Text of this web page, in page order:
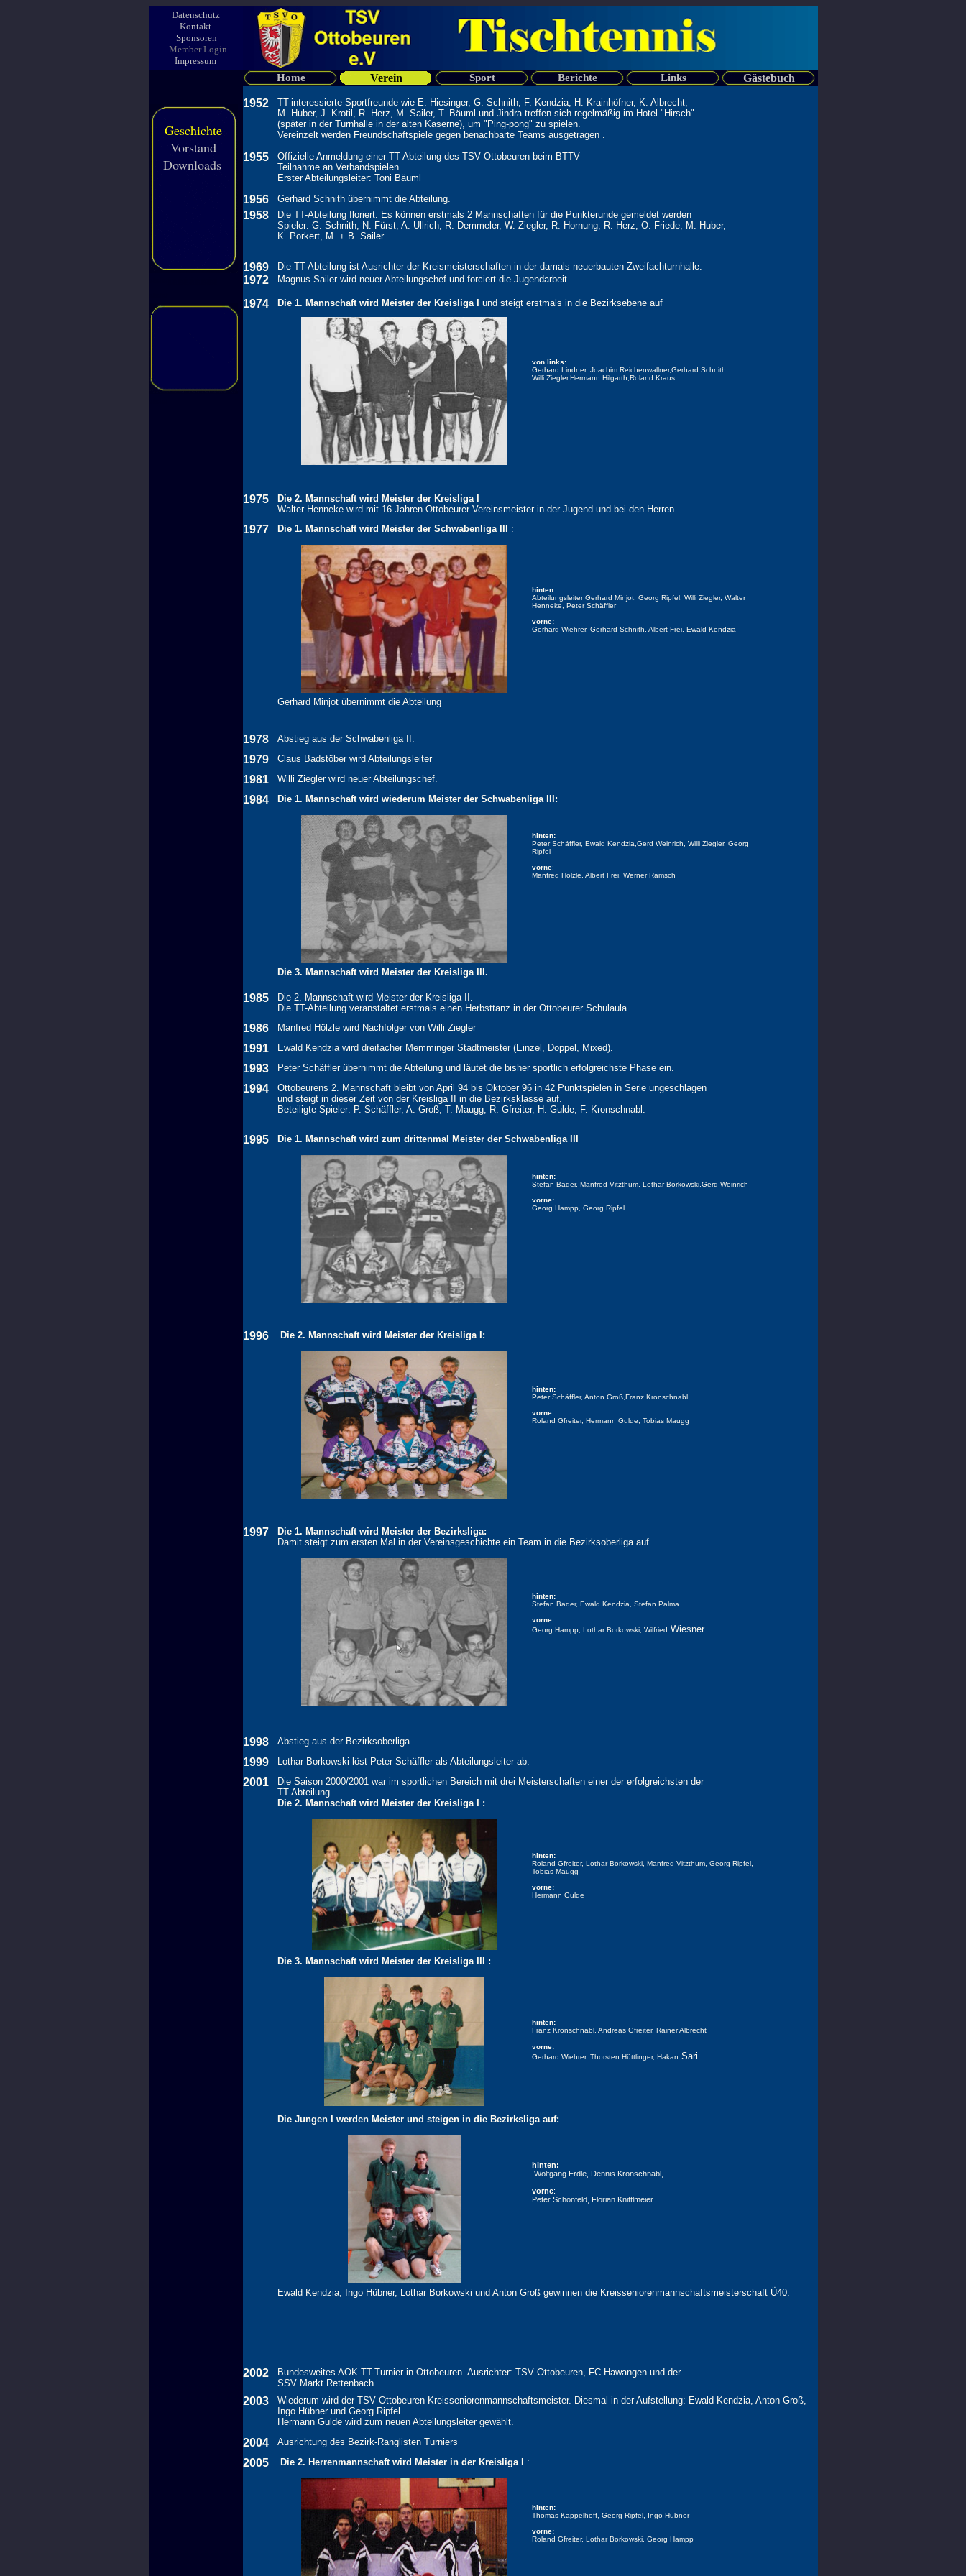
Datenschutz
Kontakt
Sponsoren
Member Login
Impressum
Home Verein Sport Berichte Links Gästebuch
Geschichte
Vorstand
Downloads
1952
TT-interessierte Sportfreunde wie E. Hiesinger, G. Schnith, F. Kendzia, H. Krainhöfner, K. Albrecht,
M. Huber, J. Krotil, R. Herz, M. Sailer, T. Bäuml und Jindra treffen sich regelmäßig im Hotel "Hirsch"
(später in der Turnhalle in der alten Kaserne), um "Ping-pong" zu spielen.
Vereinzelt werden Freundschaftspiele gegen benachbarte Teams ausgetragen .
1955
Offizielle Anmeldung einer TT-Abteilung des TSV Ottobeuren beim BTTV
Teilnahme an Verbandspielen
Erster Abteilungsleiter: Toni Bäuml
1956 Gerhard Schnith übernimmt die Abteilung.
1958
Die TT-Abteilung floriert. Es können erstmals 2 Mannschaften für die Punkterunde gemeldet werden
Spieler: G. Schnith, N. Fürst, A. Ullrich, R. Demmeler, W. Ziegler, R. Hornung, R. Herz, O. Friede, M. Huber,
K. Porkert, M. + B. Sailer.
1969 Die TT-Abteilung ist Ausrichter der Kreismeisterschaften in der damals neuerbauten Zweifachturnhalle.
1972 Magnus Sailer wird neuer Abteilungschef und forciert die Jugendarbeit.
1974 Die 1. Mannschaft wird Meister der Kreisliga I und steigt erstmals in die Bezirksebene auf
von links:
Gerhard Lindner, Joachim Reichenwallner,Gerhard Schnith,
Willi Ziegler,Hermann Hilgarth,Roland Kraus
1975
Die 2. Mannschaft wird Meister der Kreisliga I
Walter Henneke wird mit 16 Jahren Ottobeurer Vereinsmeister in der Jugend und bei den Herren.
1977 Die 1. Mannschaft wird Meister der Schwabenliga III :
hinten:
Abteilungsleiter Gerhard Minjot, Georg Ripfel, Willi Ziegler, Walter
Henneke, Peter Schäffler
vorne:
Gerhard Wiehrer, Gerhard Schnith, Albert Frei, Ewald Kendzia
Gerhard Minjot übernimmt die Abteilung
1978 Abstieg aus der Schwabenliga II.
1979 Claus Badstöber wird Abteilungsleiter
1981 Willi Ziegler wird neuer Abteilungschef.
1984 Die 1. Mannschaft wird wiederum Meister der Schwabenliga III:
hinten:
Peter Schäffler, Ewald Kendzia,Gerd Weinrich, Willi Ziegler, Georg
Ripfel
vorne:
Manfred Hölzle, Albert Frei, Werner Ramsch
Die 3. Mannschaft wird Meister der Kreisliga III.
1985
Die 2. Mannschaft wird Meister der Kreisliga II.
Die TT-Abteilung veranstaltet erstmals einen Herbsttanz in der Ottobeurer Schulaula.
1986 Manfred Hölzle wird Nachfolger von Willi Ziegler
1991 Ewald Kendzia wird dreifacher Memminger Stadtmeister (Einzel, Doppel, Mixed).
1993 Peter Schäffler übernimmt die Abteilung und läutet die bisher sportlich erfolgreichste Phase ein.
1994
Ottobeurens 2. Mannschaft bleibt von April 94 bis Oktober 96 in 42 Punktspielen in Serie ungeschlagen
und steigt in dieser Zeit von der Kreisliga II in die Bezirksklasse auf.
Beteiligte Spieler: P. Schäffler, A. Groß, T. Maugg, R. Gfreiter, H. Gulde, F. Kronschnabl.
1995 Die 1. Mannschaft wird zum drittenmal Meister der Schwabenliga III
hinten:
Stefan Bader, Manfred Vitzthum, Lothar Borkowski,Gerd Weinrich
vorne:
Georg Hampp, Georg Ripfel
1996 Die 2. Mannschaft wird Meister der Kreisliga I:
hinten:
Peter Schäffler, Anton Groß,Franz Kronschnabl
vorne:
Roland Gfreiter, Hermann Gulde, Tobias Maugg
1997
Die 1. Mannschaft wird Meister der Bezirksliga:
Damit steigt zum ersten Mal in der Vereinsgeschichte ein Team in die Bezirksoberliga auf.
hinten:
Stefan Bader, Ewald Kendzia, Stefan Palma
vorne:
Georg Hampp, Lothar Borkowski, Wilfried Wiesner
1998 Abstieg aus der Bezirksoberliga.
1999 Lothar Borkowski löst Peter Schäffler als Abteilungsleiter ab.
2001
Die Saison 2000/2001 war im sportlichen Bereich mit drei Meisterschaften einer der erfolgreichsten der
TT-Abteilung.
Die 2. Mannschaft wird Meister der Kreisliga I :
hinten:
Roland Gfreiter, Lothar Borkowski, Manfred Vitzthum, Georg Ripfel,
Tobias Maugg
vorne:
Hermann Gulde
Die 3. Mannschaft wird Meister der Kreisliga III :
hinten:
Franz Kronschnabl, Andreas Gfreiter, Rainer Albrecht
vorne:
Gerhard Wiehrer, Thorsten Hüttlinger, Hakan Sari
Die Jungen I werden Meister und steigen in die Bezirksliga auf:
hinten:
Wolfgang Erdle, Dennis Kronschnabl,
vorne:
Peter Schönfeld, Florian Knittlmeier
Ewald Kendzia, Ingo Hübner, Lothar Borkowski und Anton Groß gewinnen die Kreisseniorenmannschaftsmeisterschaft Ü40.
2002
Bundesweites AOK-TT-Turnier in Ottobeuren. Ausrichter: TSV Ottobeuren, FC Hawangen und der
SSV Markt Rettenbach
2003
Wiederum wird der TSV Ottobeuren Kreisseniorenmannschaftsmeister. Diesmal in der Aufstellung: Ewald Kendzia, Anton Groß,
Ingo Hübner und Georg Ripfel.
Hermann Gulde wird zum neuen Abteilungsleiter gewählt.
2004 Ausrichtung des Bezirk-Ranglisten Turniers
2005 Die 2. Herrenmannschaft wird Meister in der Kreisliga I :
hinten:
Thomas Kappelhoff, Georg Ripfel, Ingo Hübner
vorne:
Roland Gfreiter, Lothar Borkowski, Georg Hampp